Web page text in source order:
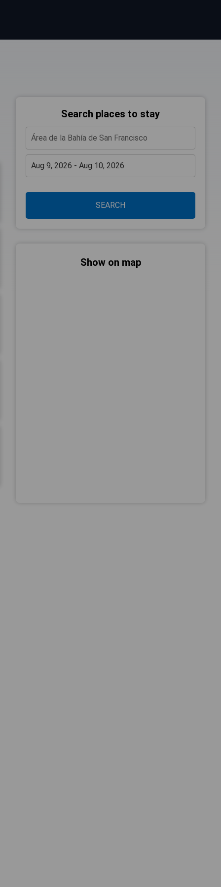
Search places to stay
SEARCH
Show on map